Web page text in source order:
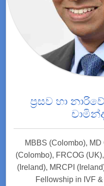
ප්‍රසව හා
MBBS (Colombo),
(Colombo), FRCOG
(Ireland), MRCPI
Fellowship in IVF